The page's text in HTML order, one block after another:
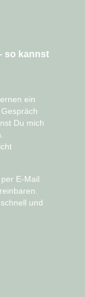
so kannst
ein
Du mich
E-Mail
und